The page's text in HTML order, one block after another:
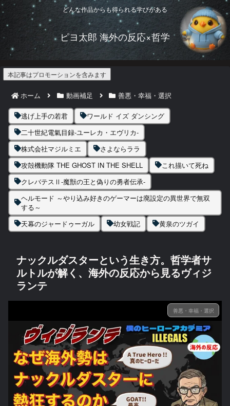
どんな作品からも得られる学びがある
ピヨ太郎 海外の反応×哲学
本記事はプロモーションを含みます
ホーム 動画補足 善悪・幸福・選択
逃げ上手の若君
ワールド イズ ダンシング
二十世紀電氣目録-ユーレカ・エヴリカ-
株式会社マジルミエ
さよならララ
攻殻機動隊 THE GHOST IN THE SHELL
これ描いて死ね
クレバテスⅡ-魔獣の王と偽りの勇者伝承-
ヘルモード ～やり込み好きのゲーマーは廃設定の異世界で無双
する～
天幕のジャードゥーガル
幼女戦記 黄泉のツガイ
ナックルダスターという生き方。哲学者サ
ルトルが解く、海外の反応から見るヴィジ
ランテ
善悪・幸福・選択